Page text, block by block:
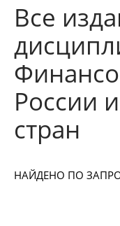
Все
России
стран
НАЙДЕНО ПО